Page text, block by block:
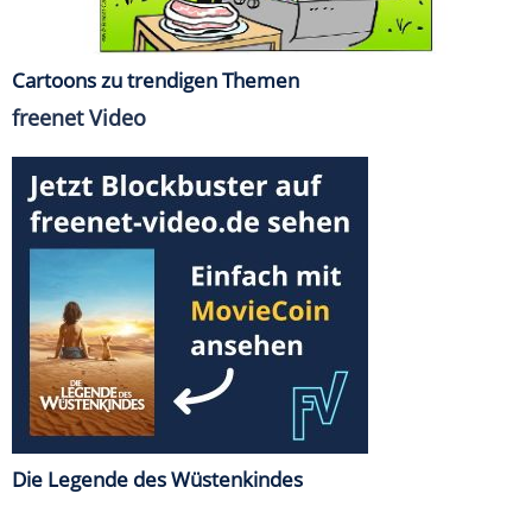
Cartoons zu trendigen Themen
freenet Video
Die Legende des Wüstenkindes